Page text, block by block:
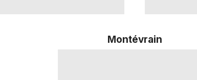
Montévrain